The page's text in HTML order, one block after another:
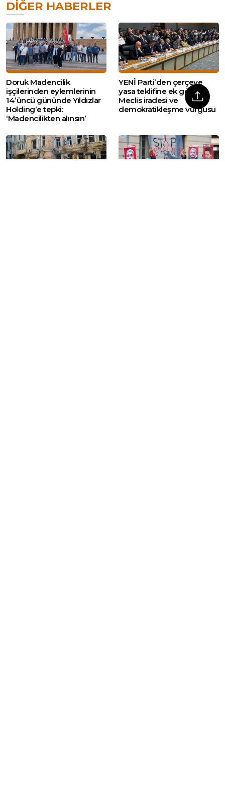
DIĞER HABERLER
Doruk Madencilik
işçilerinden eylemlerinin
14’üncü gününde Yıldızlar
Holding’e tepki:
‘Madencilikten alınsın’
YENİ Parti’den çerçeve
yasa teklifine ek görüş:
Meclis iradesi ve
demokratikleşme vurgusu